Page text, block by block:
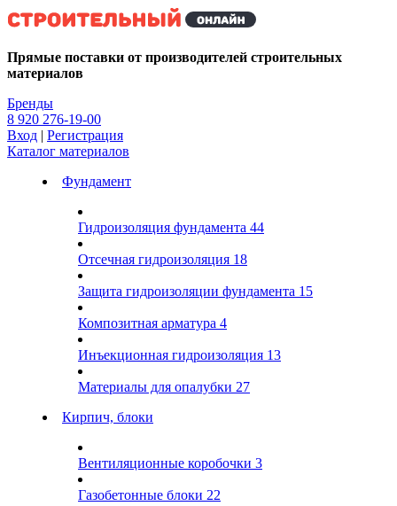
Kg
Прямые поставки от производителей строительных
материалов
Бренды
8 920 276-19-00
Вход | Регистрация
Каталог материалов
Фундамент
Гидроизоляция фундамента 44
Отсечная гидроизоляция 18
Защита гидроизоляции фундамента 15
Композитная арматура 4
Инъекционная гидроизоляция 13
Материалы для опалубки 27
Кирпич, блоки
Вентиляционные коробочки 3
Газобетонные блоки 22